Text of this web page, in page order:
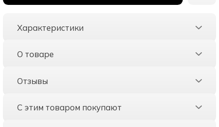
Характеристики
О товаре
Отзывы
С этим товаром покупают